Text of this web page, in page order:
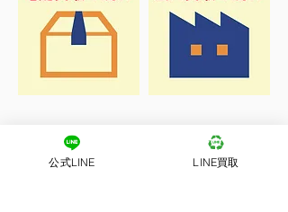
公式LINE LINE買取